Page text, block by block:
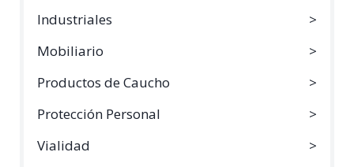
Industriales
Mobiliario
Productos de Caucho
Protección Personal
Vialidad